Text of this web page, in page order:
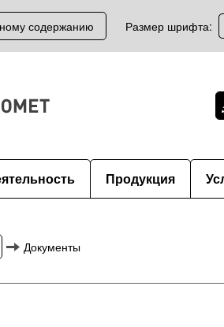
содержанию Размер шрифта:
Продукция
Документы